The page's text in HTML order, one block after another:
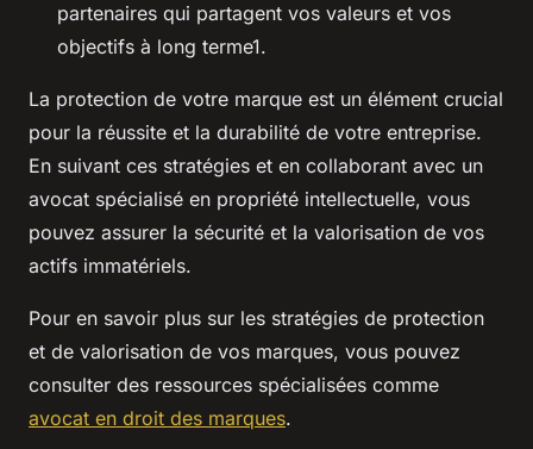
partenaires qui partagent vos valeurs et vos
objectifs à long terme1.
La protection de votre marque est un élément crucial
pour la réussite et la durabilité de votre entreprise.
En suivant ces stratégies et en collaborant avec un
avocat spécialisé en propriété intellectuelle, vous
pouvez assurer la sécurité et la valorisation de vos
actifs immatériels.
Pour en savoir plus sur les stratégies de protection
et de valorisation de vos marques, vous pouvez
consulter des ressources spécialisées comme
avocat en droit des marques.